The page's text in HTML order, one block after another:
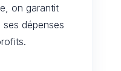
on garantit
ses dépenses